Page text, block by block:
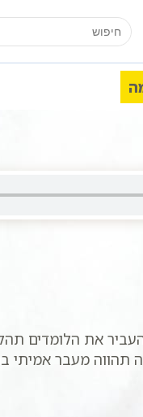
Search
for:
שיעורים
את הלומדים
תהווה מעבר